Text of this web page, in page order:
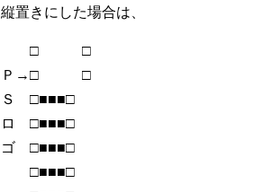
縦置きにした場合は、
□ □
Ｐ→□ □
Ｓ □■■■□
ロ □■■■□
ゴ □■■■□
□■■■□